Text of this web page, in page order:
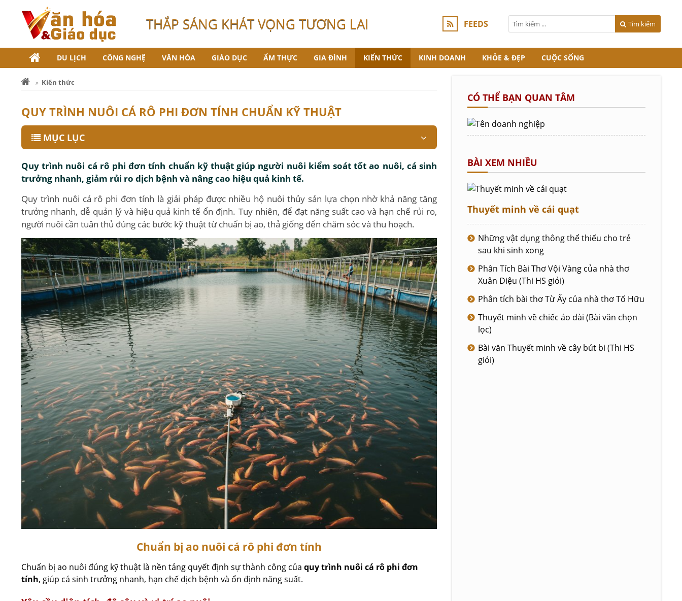
THẮP SÁNG KHÁT VỌNG TƯƠNG LAI FEEDS Tìm kiếm
DU LỊCH CÔNG NGHỆ VĂN HÓA GIÁO DỤC ẨM THỰC GIA ĐÌNH KIẾN THỨC KINH DOANH KHỎE & ĐẸP CUỘC SỐNG
Kiến thức
QUY TRÌNH NUÔI CÁ RÔ PHI ĐƠN TÍNH CHUẨN KỸ THUẬT
MỤC LỤC
Quy trình nuôi cá rô phi đơn tính chuẩn kỹ thuật giúp người nuôi kiểm soát tốt ao nuôi, cá sinh
trưởng nhanh, giảm rủi ro dịch bệnh và nâng cao hiệu quả kinh tế.
Quy trình nuôi cá rô phi đơn tính là giải pháp được nhiều hộ nuôi thủy sản lựa chọn nhờ khả năng tăng
trưởng nhanh, dễ quản lý và hiệu quả kinh tế ổn định. Tuy nhiên, để đạt năng suất cao và hạn chế rủi ro,
người nuôi cần tuân thủ đúng các bước kỹ thuật từ chuẩn bị ao, thả giống đến chăm sóc và thu hoạch.
Chuẩn bị ao nuôi cá rô phi đơn tính
Chuẩn bị ao nuôi đúng kỹ thuật là nền tảng quyết định sự thành công của quy trình nuôi cá rô phi đơn
tính, giúp cá sinh trưởng nhanh, hạn chế dịch bệnh và ổn định năng suất.
CÓ THỂ BẠN QUAN TÂM
BÀI XEM NHIỀU
Thuyết minh về cái quạt
Những vật dụng thông thể thiếu cho trẻ
sau khi sinh xong
Phân Tích Bài Thơ Vội Vàng của nhà thơ
Xuân Diệu (Thi HS giỏi)
Phân tích bài thơ Từ Ấy của nhà thơ Tố Hữu
Thuyết minh về chiếc áo dài (Bài văn chọn
lọc)
Bài văn Thuyết minh về cây bút bi (Thi HS
giỏi)